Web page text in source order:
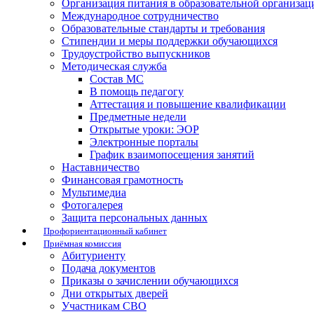
Организация питания в образовательной
Международное сотрудничество
Образовательные стандарты и требования
Стипендии и меры поддержки обучающихся
Трудоустройство выпускников
Методическая служба
Состав МС
В помощь педагогу
Аттестация и повышение квалификации
Предметные недели
Открытые уроки: ЭОР
Электронные порталы
График взаимопосещения занятий
Наставничество
Финансовая грамотность
Мультимедиа
Фотогалерея
Защита персональных данных
Профориентационный кабинет
Приёмная комиссия
Абитуриенту
Подача документов
Приказы о зачислении обучающихся
Дни открытых дверей
Участникам СВО